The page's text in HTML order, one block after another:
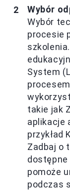
Wybór
Wybór
procesie
System
takie jak
aplikacje
przykład
Zadbaj o
pomoże
podczas